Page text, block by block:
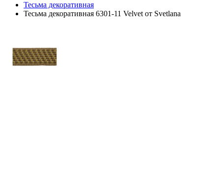
Тесьма декоративная
Тесьма декоративная 6301-11 Velvet от Svetlana